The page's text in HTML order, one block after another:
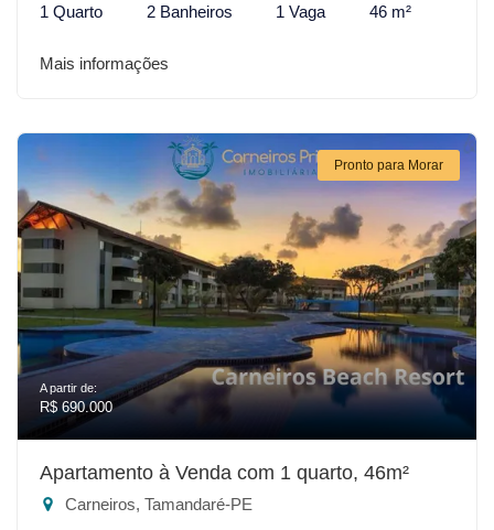
1 Quarto 2 Banheiros 1 Vaga 46 m²
Mais informações
Pronto para Morar
A partir de:
R$ 690.000
Apartamento à Venda com 1 quarto, 46m²
Carneiros, Tamandaré-PE